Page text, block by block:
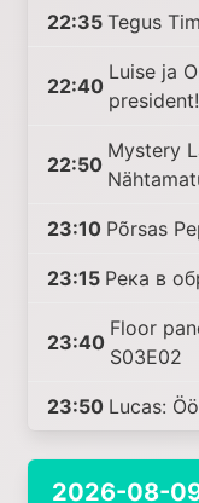
22:35 Tegus
22:40
Luise ja
22:50
Mystery
23:10 Põrsas
23:15 Река в
23:40
Floor
S03E02
23:50 Lucas:
2026-08-